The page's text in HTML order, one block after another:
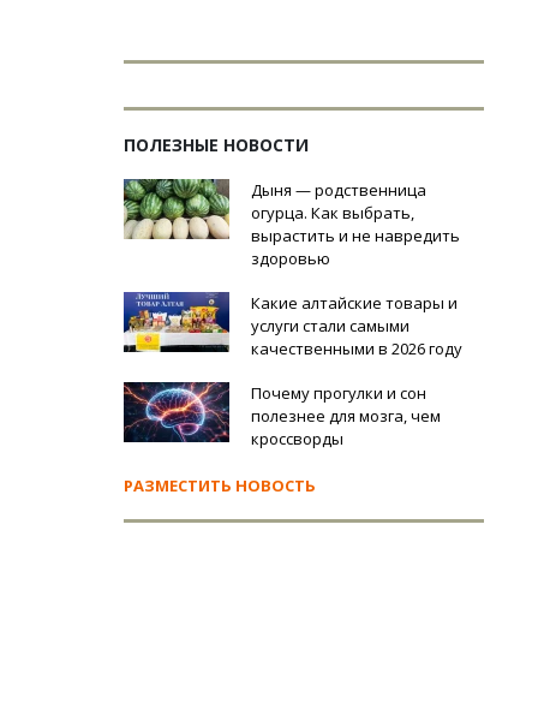
ПОЛЕЗНЫЕ НОВОСТИ
Дыня — родственница
огурца. Как выбрать,
вырастить и не навредить
здоровью
Какие алтайские товары и
услуги стали самыми
качественными в 2026 году
Почему прогулки и сон
полезнее для мозга, чем
кроссворды
РАЗМЕСТИТЬ НОВОСТЬ